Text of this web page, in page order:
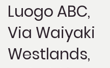
Luogo ABC,
Via Waiyaki
Westlands,